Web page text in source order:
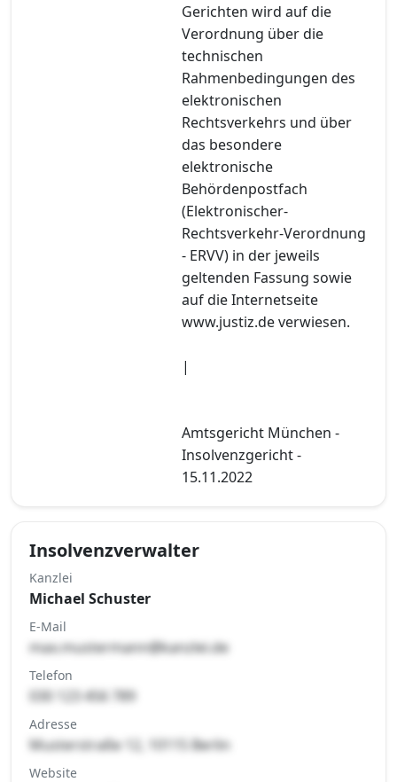
Gerichten wird auf die
Verordnung über die
technischen
Rahmenbedingungen des
elektronischen
Rechtsverkehrs und über
das besondere
elektronische
Behördenpostfach
(Elektronischer-
Rechtsverkehr-Verordnung
- ERVV) in der jeweils
geltenden Fassung sowie
auf die Internetseite
www.justiz.de verwiesen.
|
Amtsgericht München -
Insolvenzgericht -
15.11.2022
Insolvenzverwalter
Kanzlei
Michael Schuster
E-Mail
max.mustermann@kanzlei.de
Telefon
030 123 456 789
Adresse
Musterstraße 12, 10115 Berlin
Website